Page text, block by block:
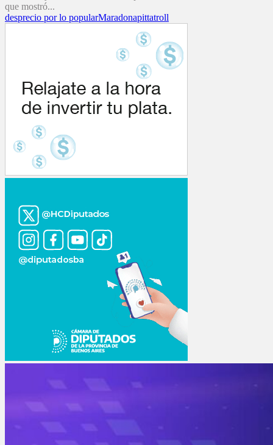
que mostró...
desprecio por lo popularMaradonapittatroll